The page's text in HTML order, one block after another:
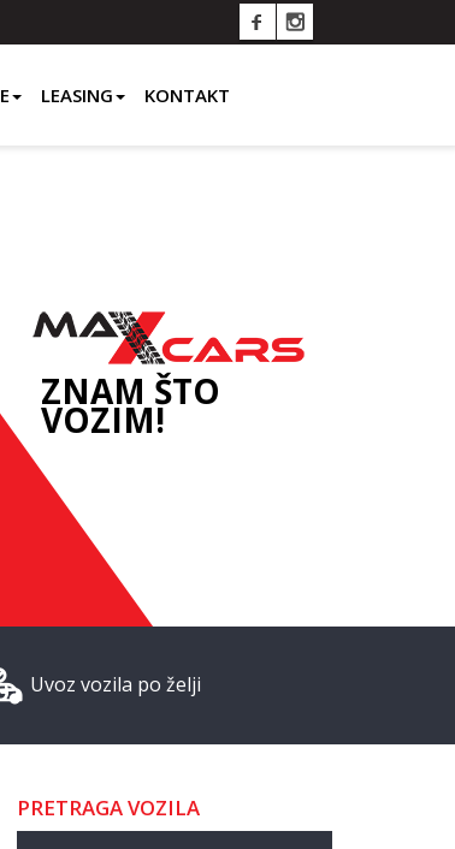
LEASING KONTAKT
ZNAM ŠTO
VOZIM!
Uvoz vozila po želji
PRETRAGA VOZILA